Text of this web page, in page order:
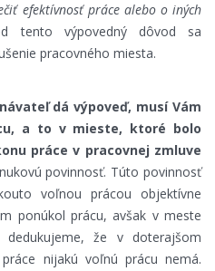
efektívnosť práce alebo o iných
tento výpovedný dôvod sa
pracovného miesta.
dá výpoveď, musí Vám
a to v mieste, ktoré bolo
práce v pracovnej zmluve
povinnosť. Túto povinnosť
voľnou prácou objektívne
ponúkol prácu, avšak v meste
že v doterajšom
nijakú voľnú prácu nemá.